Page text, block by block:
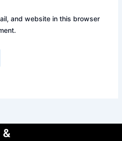
and website in this browser
&